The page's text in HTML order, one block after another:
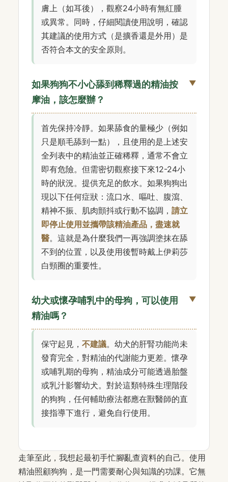
膚上（如耳後），觀察24小時有無紅腫
或異常。同時，仔細閱讀使用說明，確認
其建議的使用方式（是擴香還是外用）是
否符合本文的安全原則。
如果狗狗不小心舔到稀釋過的精油按
摩油，該怎麼辦？
首先保持冷靜。如果舔食的量極少（例如
只是順毛舔到一點），且使用的是上述安
全列表中的精油並正確稀釋，通常不會立
即有危險。但需密切觀察接下來12-24小
時的狀況。提供充足的飲水。如果狗狗出
現以下任何症狀：流口水、嘔吐、腹瀉、
精神不振、肌肉顫抖或行動不協調， 請立
即停止使用並攜帶該精油產品，盡速就
醫。這就是為什麼我們一再強調塗抹在舔
不到的位置，以及使用後暫時戴上伊莉莎
白頸圈的重要性。
幼犬或懷孕哺乳中的母狗，可以使用
精油嗎？
保守起見， 不建議。幼犬的肝腎功能尚未
發育完全，對精油的代謝能力更差。懷孕
或哺乳期的母狗，精油成分可能透過胎盤
或乳汁影響幼犬。對於這類特殊生理階段
的狗狗，任何輔助療法都應在獸醫師的直
接指導下進行，避免自行使用。
走筆至此，我想起最初手忙腳亂查資料的自己。使用
精油照顧狗狗，是一門需要耐心與知識的功課。它無